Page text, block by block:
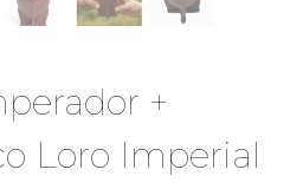
+
Loro Imperial